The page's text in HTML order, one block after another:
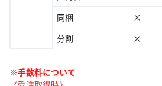
同梱
×
分割
×
※手数料について